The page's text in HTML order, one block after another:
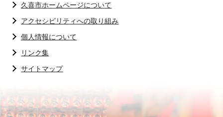
久喜市ホームページについて
アクセシビリティへの取り組み
個人情報について
リンク集
サイトマップ